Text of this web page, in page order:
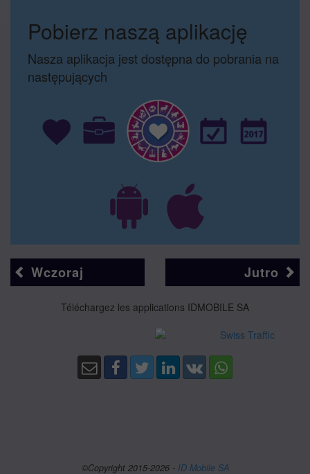
Pobierz naszą aplikację
Nasza aplikacja jest dostępna do pobrania na
następujących
Wczoraj Jutro
Téléchargez les applications IDMOBILE SA
©Copyright 2015-2026 - ID Mobile SA